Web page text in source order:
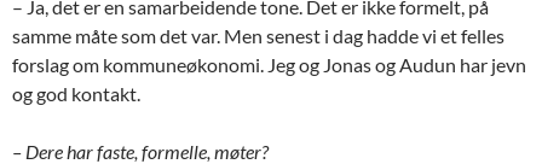
– Ja, det er en samarbeidende tone. Det er ikke formelt, på
samme måte som det var. Men senest i dag hadde vi et felles
forslag om kommuneøkonomi. Jeg og Jonas og Audun har jevn
og god kontakt.
– Dere har faste, formelle, møter?